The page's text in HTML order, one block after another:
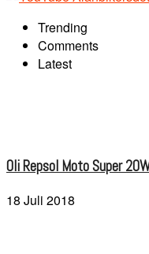
Trending
Comments
Latest
Oli Repsol Moto Super
18 Juli 2018